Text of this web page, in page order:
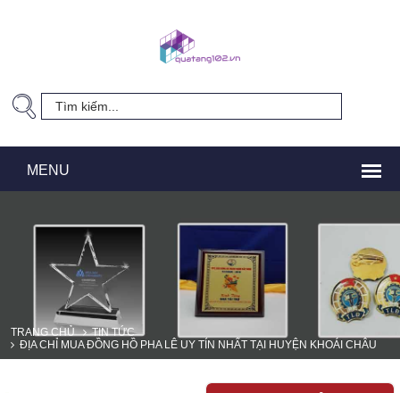
TRANG CHỦ
TIN TỨC
ĐỊA CHỈ MUA ĐỒNG HỒ PHA LÊ UY TÍN NHẤT TẠI HUYỆN KHOÁI CHÂU